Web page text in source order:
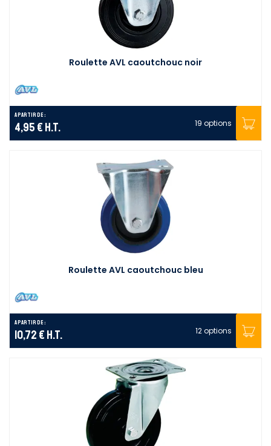
Roulette AVL caoutchouc noir
A partir de :
4,95 € H.T. 19 options
Roulette AVL caoutchouc bleu
A partir de :
10,72 € H.T. 12 options